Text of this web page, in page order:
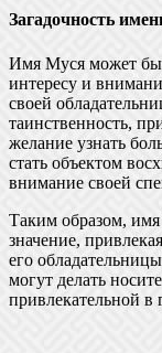
Загадочность
Имя Муся может
интересу и
своей
таинственность,
желание узнать
стать объектом
внимание своей
Таким образом,
значение,
его
могут делать
привлекательной